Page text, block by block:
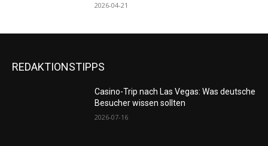
2026-04-21
REDAKTIONSTIPPS
Casino-Trip nach Las Vegas: Was deutsche
Besucher wissen sollten
2026-07-16